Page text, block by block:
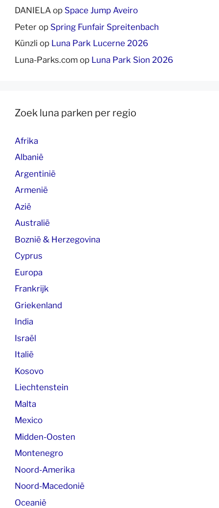
DANIELA op Space Jump Aveiro
Peter op Spring Funfair Spreitenbach
Künzli op Luna Park Lucerne 2026
Luna-Parks.com op Luna Park Sion 2026
Zoek luna parken per regio
Afrika
Albanië
Argentinië
Armenië
Azië
Australië
Boznië & Herzegovina
Cyprus
Europa
Frankrijk
Griekenland
India
Israël
Italië
Kosovo
Liechtenstein
Malta
Mexico
Midden-Oosten
Montenegro
Noord-Amerika
Noord-Macedonië
Oceanië